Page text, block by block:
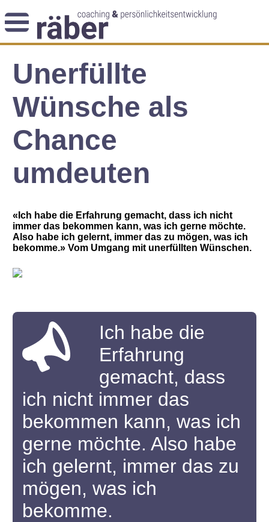
Themenblog
Angebot
Coaching-Impulse
Das Enneagramm
Arbeitsweise
Andreas Räber
Unerfüllte
Wünsche als
Chance
umdeuten
«Ich habe die Erfahrung gemacht, dass ich nicht
immer das bekommen kann, was ich gerne möchte.
Also habe ich gelernt, immer das zu mögen, was ich
bekomme.» Vom Umgang mit unerfüllten Wünschen.
Ich habe die
Erfahrung
gemacht, dass
ich nicht immer das
bekommen kann, was ich
gerne möchte. Also habe
ich gelernt, immer das zu
mögen, was ich
bekomme.